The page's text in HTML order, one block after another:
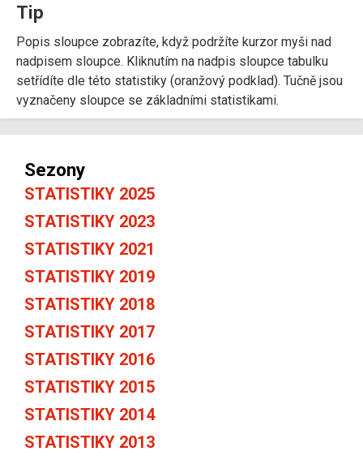
Tip
Popis sloupce zobrazíte, když podržíte kurzor myši nad
nadpisem sloupce. Kliknutím na nadpis sloupce tabulku
setřídíte dle této statistiky (oranžový podklad). Tučně jsou
vyznačeny sloupce se základními statistikami.
Sezony
STATISTIKY 2025
STATISTIKY 2023
STATISTIKY 2021
STATISTIKY 2019
STATISTIKY 2018
STATISTIKY 2017
STATISTIKY 2016
STATISTIKY 2015
STATISTIKY 2014
STATISTIKY 2013